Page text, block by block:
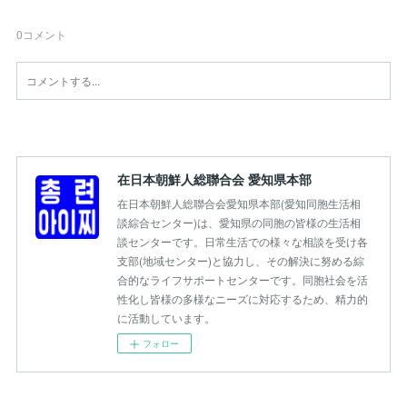
0コメント
在日本朝鮮人総聯合会 愛知県本部
在日本朝鮮人総聯合会愛知県本部(愛知同胞生活相
談綜合センター)は、愛知県の同胞の皆様の生活相
談センターです。日常生活での様々な相談を受け各
支部(地域センター)と協力し、その解決に努める綜
合的なライフサポートセンターです。同胞社会を活
性化し皆様の多様なニーズに対応するため、精力的
に活動しています。
フォロー